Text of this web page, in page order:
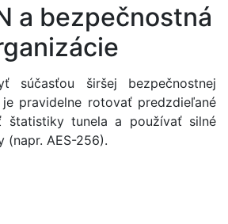
a bezpečnostná
súčasťou širšej bezpečnostnej
pravidelne rotovať predzdieľané
štatistiky tunela a používať silné
(napr. AES-256).